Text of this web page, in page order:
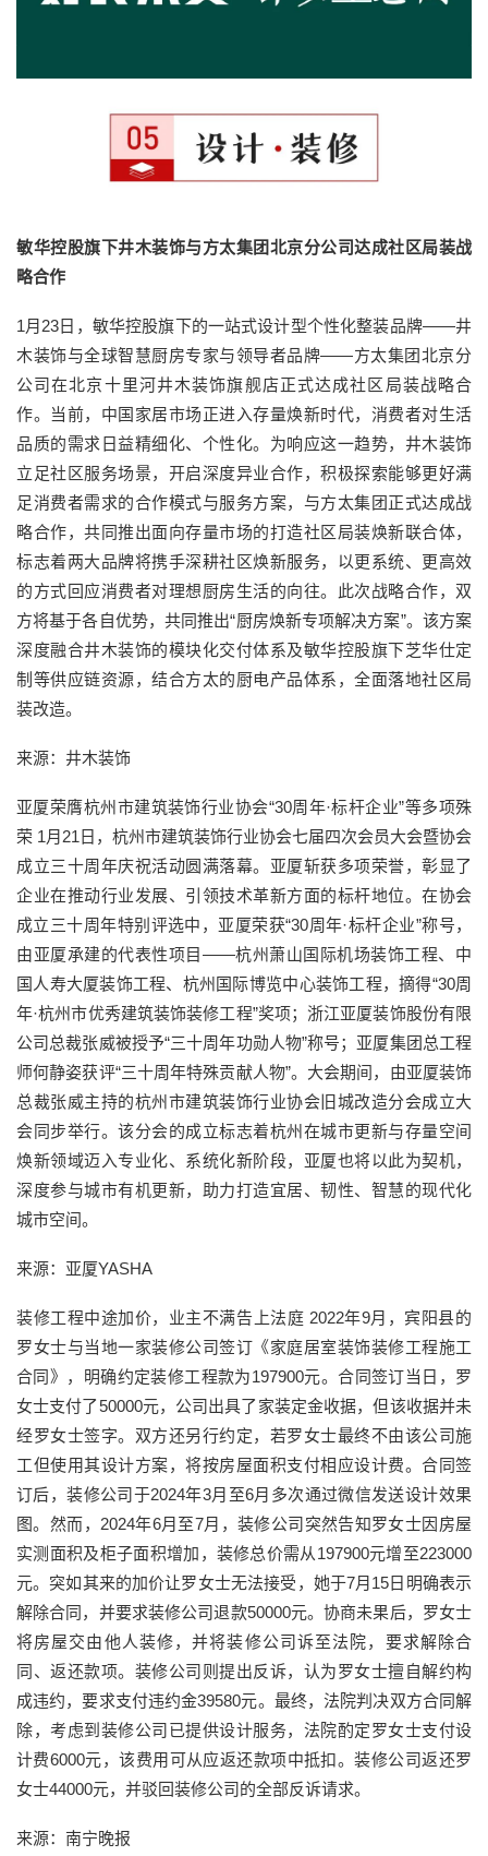
敏华控股旗下井木装饰与方太集团北京分公司达成社区局装战
略合作
1月23日，敏华控股旗下的一站式设计型个性化整装品牌——井
木装饰与全球智慧厨房专家与领导者品牌——方太集团北京分
公司在北京十里河井木装饰旗舰店正式达成社区局装战略合
作。当前，中国家居市场正进入存量焕新时代，消费者对生活
品质的需求日益精细化、个性化。为响应这一趋势，井木装饰
立足社区服务场景，开启深度异业合作，积极探索能够更好满
足消费者需求的合作模式与服务方案，与方太集团正式达成战
略合作，共同推出面向存量市场的打造社区局装焕新联合体，
标志着两大品牌将携手深耕社区焕新服务，以更系统、更高效
的方式回应消费者对理想厨房生活的向往。此次战略合作，双
方将基于各自优势，共同推出“厨房焕新专项解决方案”。该方案
深度融合井木装饰的模块化交付体系及敏华控股旗下芝华仕定
制等供应链资源，结合方太的厨电产品体系，全面落地社区局
装改造。
来源：井木装饰
亚厦荣膺杭州市建筑装饰行业协会“30周年·标杆企业”等多项殊
荣 1月21日，杭州市建筑装饰行业协会七届四次会员大会暨协会
成立三十周年庆祝活动圆满落幕。亚厦斩获多项荣誉，彰显了
企业在推动行业发展、引领技术革新方面的标杆地位。在协会
成立三十周年特别评选中，亚厦荣获“30周年·标杆企业”称号，
由亚厦承建的代表性项目——杭州萧山国际机场装饰工程、中
国人寿大厦装饰工程、杭州国际博览中心装饰工程，摘得“30周
年·杭州市优秀建筑装饰装修工程”奖项；浙江亚厦装饰股份有限
公司总裁张威被授予“三十周年功勋人物”称号；亚厦集团总工程
师何静姿获评“三十周年特殊贡献人物”。大会期间，由亚厦装饰
总裁张威主持的杭州市建筑装饰行业协会旧城改造分会成立大
会同步举行。该分会的成立标志着杭州在城市更新与存量空间
焕新领域迈入专业化、系统化新阶段，亚厦也将以此为契机，
深度参与城市有机更新，助力打造宜居、韧性、智慧的现代化
城市空间。
来源：亚厦YASHA
装修工程中途加价，业主不满告上法庭 2022年9月，宾阳县的
罗女士与当地一家装修公司签订《家庭居室装饰装修工程施工
合同》，明确约定装修工程款为197900元。合同签订当日，罗
女士支付了50000元，公司出具了家装定金收据，但该收据并未
经罗女士签字。双方还另行约定，若罗女士最终不由该公司施
工但使用其设计方案，将按房屋面积支付相应设计费。合同签
订后，装修公司于2024年3月至6月多次通过微信发送设计效果
图。然而，2024年6月至7月，装修公司突然告知罗女士因房屋
实测面积及柜子面积增加，装修总价需从197900元增至223000
元。突如其来的加价让罗女士无法接受，她于7月15日明确表示
解除合同，并要求装修公司退款50000元。协商未果后，罗女士
将房屋交由他人装修，并将装修公司诉至法院，要求解除合
同、返还款项。装修公司则提出反诉，认为罗女士擅自解约构
成违约，要求支付违约金39580元。最终，法院判决双方合同解
除，考虑到装修公司已提供设计服务，法院酌定罗女士支付设
计费6000元，该费用可从应返还款项中抵扣。装修公司返还罗
女士44000元，并驳回装修公司的全部反诉请求。
来源：南宁晚报